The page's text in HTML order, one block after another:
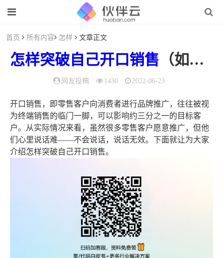
首页 所有内容 怎样 文章正文
怎样突破自己开口 销售 （如何开口推销自己的产品）
网友投稿 1430 2022-06-23
开口销售，即零售客户向消费者进行品牌推广，往往被视
为终端销售的临门一脚，可以影响约三分之一的目标客
户。从实际情况来看，虽然很多零售客户愿意推广，但他
们心里说话难——不会说话，说话无效。下面就让为大家
介绍怎样突破自己开口销售。